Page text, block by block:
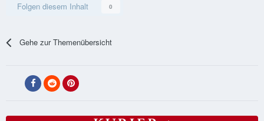
Folgen diesem Inhalt 0
Gehe zur Themenübersicht